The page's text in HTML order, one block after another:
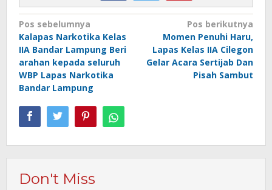
Navigasi
pos
Pos sebelumnya
Kalapas Narkotika Kelas
IIA Bandar Lampung Beri
arahan kepada seluruh
WBP Lapas Narkotika
Bandar Lampung
Pos berikutnya
Momen Penuhi Haru,
Lapas Kelas IIA Cilegon
Gelar Acara Sertijab Dan
Pisah Sambut
Don't Miss